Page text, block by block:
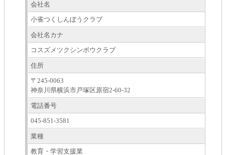
会社名
小雀つくしんぼうクラブ
会社名カナ
コスズメツクシンボウクラブ
住所
〒245-0063
神奈川県横浜市戸塚区原宿2-60-32
電話番号
045-851-3581
業種
教育・学習支援業